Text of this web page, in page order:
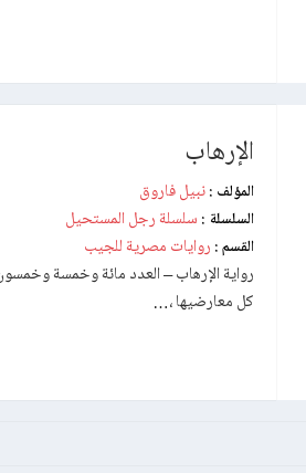
الإرهاب
المؤلف :نبيل فاروق
السلسلة : سلسلة رجل المستحيل
القسم : روايات مصرية للجيب
كل معارضيها ،…